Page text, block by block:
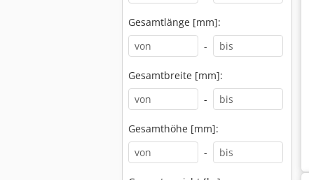
Gesamtlänge [mm]:
-
Gesamtbreite [mm]:
-
Gesamthöhe [mm]:
-